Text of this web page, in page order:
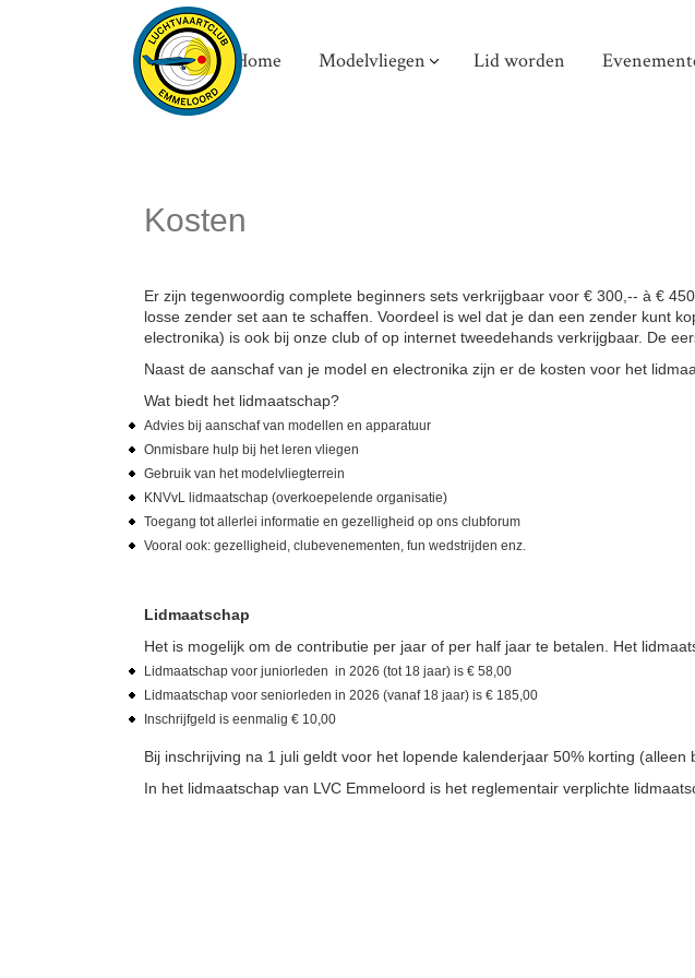
Home Modelvliegen Lid worden
Kosten
Er zijn tegenwoordig complete beginners sets verkrijgbaar voor € 300,-- à €
losse zender set aan te schaffen. Voordeel is wel dat je dan een zender kunt
electronika) is ook bij onze club of op internet tweedehands verkrijgbaar. De
Naast de aanschaf van je model en electronika zijn er de kosten voor het
Wat biedt het lidmaatschap?
Advies bij aanschaf van modellen en apparatuur
Onmisbare hulp bij het leren vliegen
Gebruik van het modelvliegterrein
KNVvL lidmaatschap (overkoepelende organisatie)
Toegang tot allerlei informatie en gezelligheid op ons clubforum
Vooral ook: gezelligheid, clubevenementen, fun wedstrijden enz.
Lidmaatschap
Het is mogelijk om de contributie per jaar of per half jaar te betalen. Het
Lidmaatschap voor juniorleden in 2026 (tot 18 jaar) is € 58,00
Lidmaatschap voor seniorleden in 2026 (vanaf 18 jaar) is € 185,00
Inschrijfgeld is eenmalig € 10,00
Bij inschrijving na 1 juli geldt voor het lopende kalenderjaar 50% korting (alleen
In het lidmaatschap van LVC Emmeloord is het reglementair verplichte